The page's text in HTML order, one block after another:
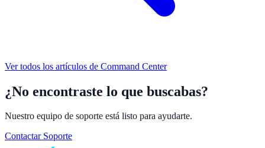
Ver todos los artículos de Command Center
¿No encontraste lo que buscabas?
Nuestro equipo de soporte está listo para ayudarte.
Contactar Soporte